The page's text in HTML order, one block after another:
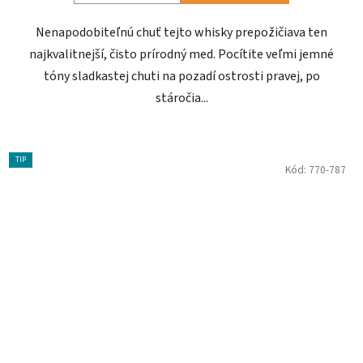
Nenapodobiteľnú chuť tejto whisky prepožičiava ten
najkvalitnejší, čisto prírodný med. Pocítite veľmi jemné
tóny sladkastej chuti na pozadí ostrosti pravej, po
stáročia...
TIP
Kód: 770-787